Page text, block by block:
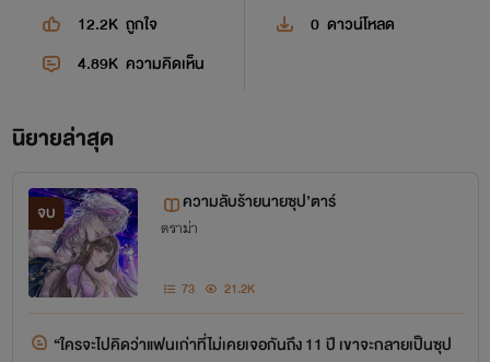
12.2K ถูกใจ 0 ดาวน์โหลด
4.89K ความคิดเห็น
นิยายล่าสุด
จบ ความลับร้ายนายซุป’ตาร์
ดราม่า
73 21.2K
“ใครจะไปคิดว่าแฟนเก่าที่ไม่เคยเจอกันถึง 11 ปี เขาจะกลายเป็นซุป